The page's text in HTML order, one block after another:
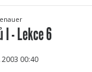
- Lekce 6
2003 00:40